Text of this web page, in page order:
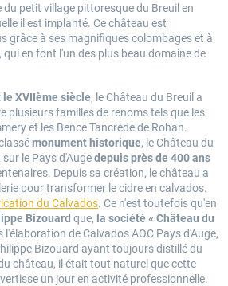
petit village pittoresque du Breuil en
il est implanté. Ce château est
grâce à ses magnifiques colombages et à
qui en font l'un des plus beau domaine de
XVIIème siècle, le Château du Breuil a
plusieurs familles de renoms tels que les
et les Bence Tancrède de Rohan.
monument historique, le Château du
sur le Pays d'Augedepuis près de 400 ans
Depuis sa création, le château a
pour transformer le cidre en calvados.
du Calvados. Ce n'est toutefois qu'en
Bizouard que, la société « Château du
l'élaboration de Calvados AOC Pays d'Auge,
Bizouard ayant toujours distillé du
château, il était tout naturel que cette
un jour en activité professionnelle.